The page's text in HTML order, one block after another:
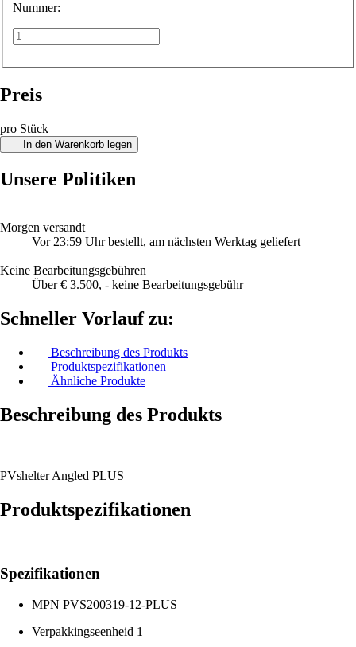
Nummer:
Preis
pro Stück
In den Warenkorb legen
Unsere Politiken
Morgen versandt
Vor 23:59 Uhr bestellt, am nächsten Werktag geliefert
Keine Bearbeitungsgebühren
Über € 3.500, - keine Bearbeitungsgebühr
Schneller Vorlauf zu:
Beschreibung des Produkts
Produktspezifikationen
Ähnliche Produkte
Beschreibung des Produkts
PVshelter Angled PLUS
Produktspezifikationen
Spezifikationen
MPN PVS200319-12-PLUS
Verpakkingseenheid 1